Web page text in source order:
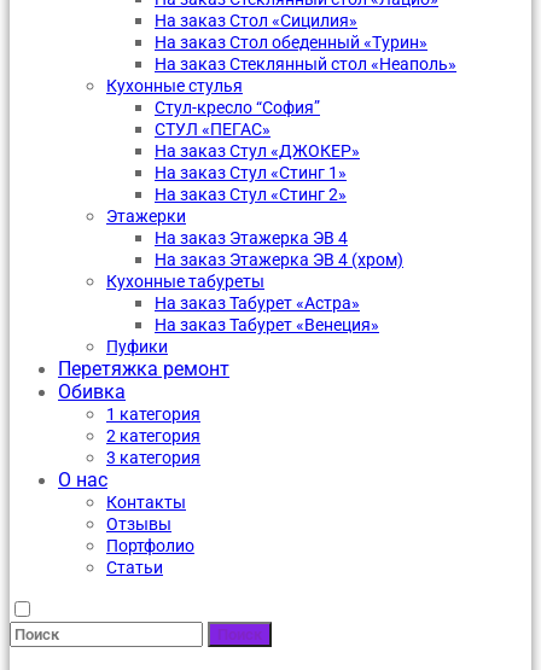
На заказ Стол «Сицилия»
На заказ Стол обеденный «Турин»
На заказ Стеклянный стол «Неаполь»
Кухонные стулья
Стул-кресло “София”
CТУЛ «ПЕГАС»
На заказ Стул «ДЖОКЕР»
На заказ Стул «Стинг 1»
На заказ Стул «Стинг 2»
Этажерки
На заказ Этажерка ЭВ 4
На заказ Этажерка ЭВ 4 (хром)
Кухонные табуреты
На заказ Табурет «Астра»
На заказ Табурет «Венеция»
Пуфики
Перетяжка ремонт
Обивка
1 категория
2 категория
3 категория
О нас
Контакты
Отзывы
Портфолио
Статьи
Поиск